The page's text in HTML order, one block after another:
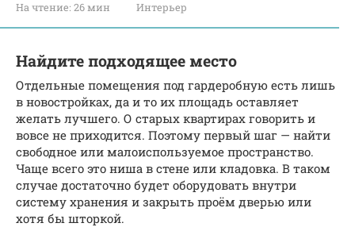
На чтение: 26 мин Интерьер
Найдите подходящее место
Отдельные помещения под гардеробную есть лишь
в новостройках, да и то их площадь оставляет
желать лучшего. О старых квартирах говорить и
вовсе не приходится. Поэтому первый шаг — найти
свободное или малоиспользуемое пространство.
Чаще всего это ниша в стене или кладовка. В таком
случае достаточно будет оборудовать внутри
систему хранения и закрыть проём дверью или
хотя бы шторкой.